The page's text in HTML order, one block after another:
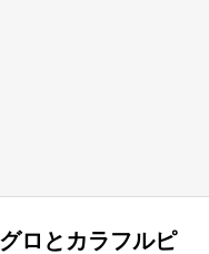
ロとカラフルピ